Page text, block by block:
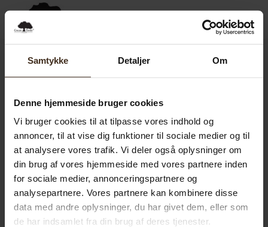
Samtykke Detaljer Om
Denne hjemmeside bruger cookies
Vi bruger cookies til at tilpasse vores indhold og
annoncer, til at vise dig funktioner til sociale medier og til
at analysere vores trafik. Vi deler også oplysninger om
din brug af vores hjemmeside med vores partnere inden
for sociale medier, annonceringspartnere og
analysepartnere. Vores partnere kan kombinere disse
data med andre oplysninger, du har givet dem, eller som
de har indsamlet fra din brug af deres tjenester.
0,00SEK 0